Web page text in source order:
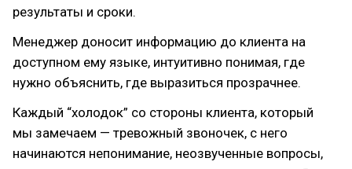
результаты и сроки.
Менеджер доносит информацию до клиента на
доступном ему языке, интуитивно понимая, где
нужно объяснить, где выразиться прозрачнее.
Каждый “холодок” со стороны клиента, который
мы замечаем — тревожный звоночек, с него
начинаются непонимание, неозвученные вопросы,